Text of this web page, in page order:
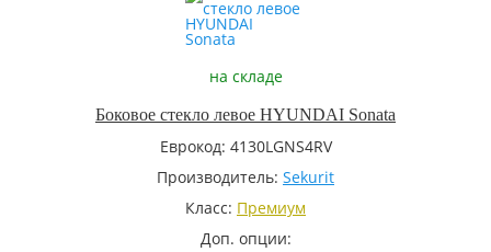
на складе
Боковое стекло левое HYUNDAI Sonata
Еврокод: 4130LGNS4RV
Производитель: Sekurit
Класс: Премиум
Доп. опции: